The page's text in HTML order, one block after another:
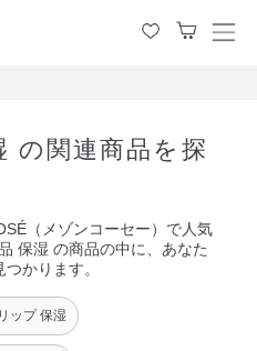
メ
の関連商品を探
（メゾンコーセー）で人気
保湿 の商品の中に、あなた
かります。
ップ 保湿